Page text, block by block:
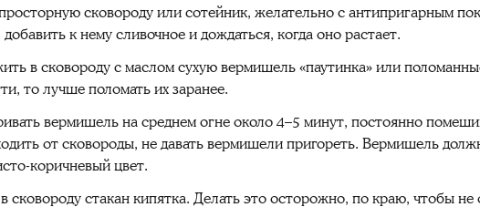
сковороду или сотейник, желательно с антипригарным
к нему сливочное и дождаться, когда оно растает.
в сковороду с маслом сухую вермишель «паутинка» или
то лучше поломать их заранее.
вермишель на среднем огне около 4–5 минут, постоянно
от сковороды, не давать вермишели пригореть. Вермишель
коричневый цвет.
сковороду стакан кипятка. Делать это осторожно, по краю, чтобы